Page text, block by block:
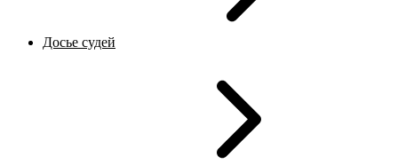
Досье судей